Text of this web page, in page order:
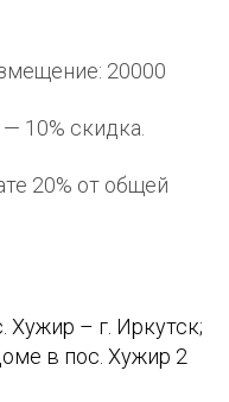
20000
10% скидка.
20% от общей
Хужир – г. Иркутск;
в пос. Хужир 2